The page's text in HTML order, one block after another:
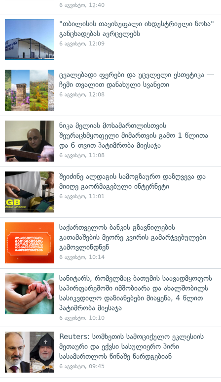
6 აგვისტო, 12:40
"თბილისის თავისუფალი ინდუსტრიული ზონა"
განცხადებას ავრცელებს
6 აგვისტო, 12:09
ცვალებადი ფერები და უცვლელი ესთეტიკა —
ჩემი თვალით დანახული სვანეთი
6 აგვისტო, 12:08
ნიკა მელიას მოსამართლისთვის
შეურაცხმყოფელი მიმართვის გამო 1 წლითა
და 6 თვით პატიმრობა მიესაჯა
6 აგვისტო, 11:08
შეიძინე ალდაგის სამოგზაურო დაზღვევა და
მიიღე გაორმაგებული ინტერნეტი
6 აგვისტო, 11:01
საქართველოს ბანკის გზავნილების
გათამაშების მეორე კვირის გამარჯვებულები
გამოვლინდნენ
6 აგვისტო, 10:14
სანიტარს, რომელმაც ბათუმის საავადმყოფოს
საპირფარეშოში იმშობიარა და ახალშობილს
სასიკვდილო დაზიანებები მიაყენა, 4 წლით
პატიმრობა მიესაჯა
6 აგვისტო, 10:10
Reuters: სომხეთის სამოციქულო ეკლესიის
მეთაური და ექვსი სასულიერო პირი
სასამართლოს წინაშე წარდგებიან
6 აგვისტო, 09:45